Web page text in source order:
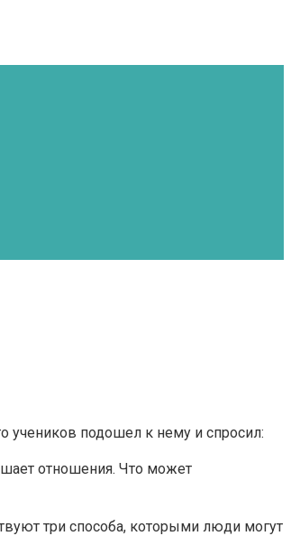
подошел к нему и спросил:
отношения. Что может
три способа, которыми люди могут